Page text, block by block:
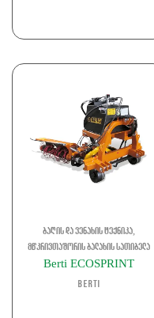
ბაღის და ვენახის ტექნიკა,
მწკრივთაშორის ბალახის სათიბელა
Berti ECOSPRINT
Berti